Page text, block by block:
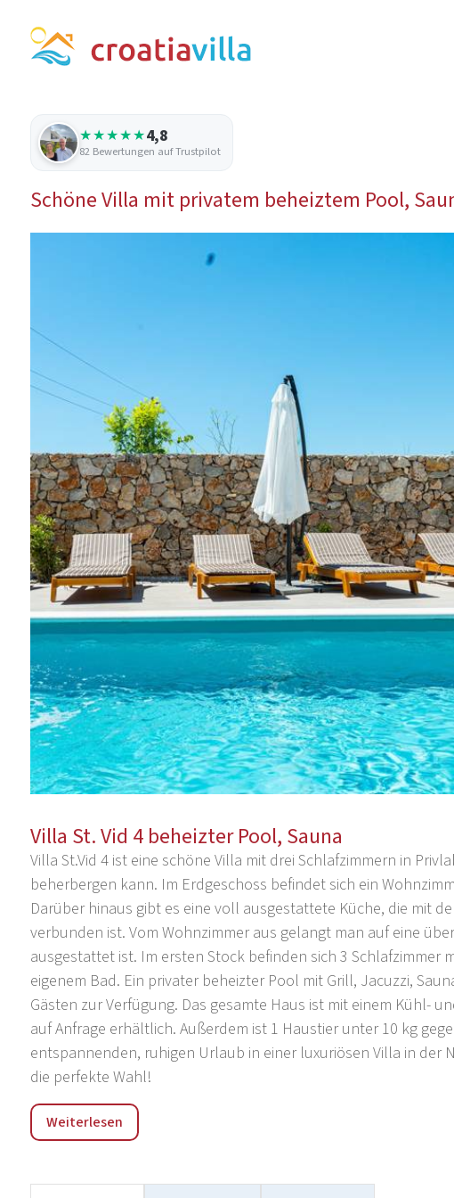
★★★★★4,8
82 Bewertungen auf Trustpilot
Schöne Villa mit privatem beheiztem Pool,
Villa St. Vid 4 beheizter Pool, Sauna
Villa St.Vid 4 ist eine schöne Villa mit drei Schlafzimmern in
beherbergen kann. Im Erdgeschoss befindet sich ein
Darüber hinaus gibt es eine voll ausgestattete Küche, die mit
verbunden ist. Vom Wohnzimmer aus gelangt man auf eine
ausgestattet ist. Im ersten Stock befinden sich 3 Schlafzimmer
eigenem Bad. Ein privater beheizter Pool mit Grill, Jacuzzi,
Gästen zur Verfügung. Das gesamte Haus ist mit einem Kühl-
auf Anfrage erhältlich. Außerdem ist 1 Haustier unter 10 kg
entspannenden, ruhigen Urlaub in einer luxuriösen Villa in der
die perfekte Wahl!
Privlaka ist ein malerisches Touristen- und Fischerdorf, das auf
allen drei Seiten von kristallklaren Sand- und Mantelstränden
Weiterlesen